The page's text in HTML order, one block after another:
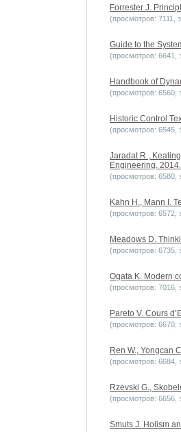
Forrester J.
(просмотров: 7111,
Guide to the
(просмотров: 6641,
Handbook of
(просмотров: 6560,
Historic Control
(просмотров: 6545,
Jaradat R.,
Engineering.
(просмотров: 6580,
Kahn H., Mann I.
(просмотров: 6572,
Meadows D.
(просмотров: 6735,
Ogata K. Modern
(просмотров: 7016,
Pareto V. Cours
(просмотров: 6670,
Ren W., Yongcan
(просмотров: 6684,
Rzevski G.,
(просмотров: 6656,
Smuts J. Holism